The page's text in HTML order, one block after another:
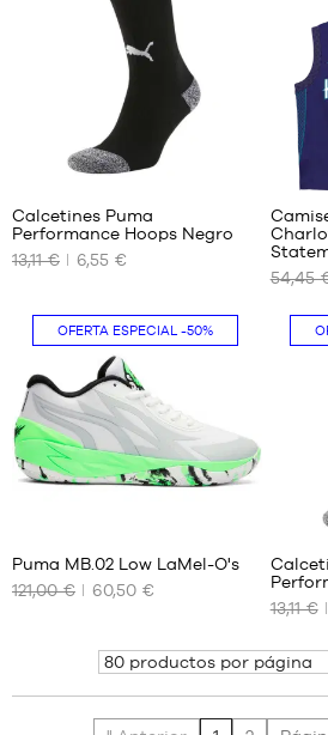
TAMAÑOS
DISPONIBLES
(S)
38.5-
42
(M)
47,5-
50,5
(XL)
3
Calcetines Puma
Performance Hoops Negro
13,11 €
6,55 €
/
54,45
OFERTA ESPECIAL -50%
TAMAÑOS
Puma MB.02 Low LaMel-O's
121,00 €
60,50 €
35-
38
(S)
13,11 €
Mostrar